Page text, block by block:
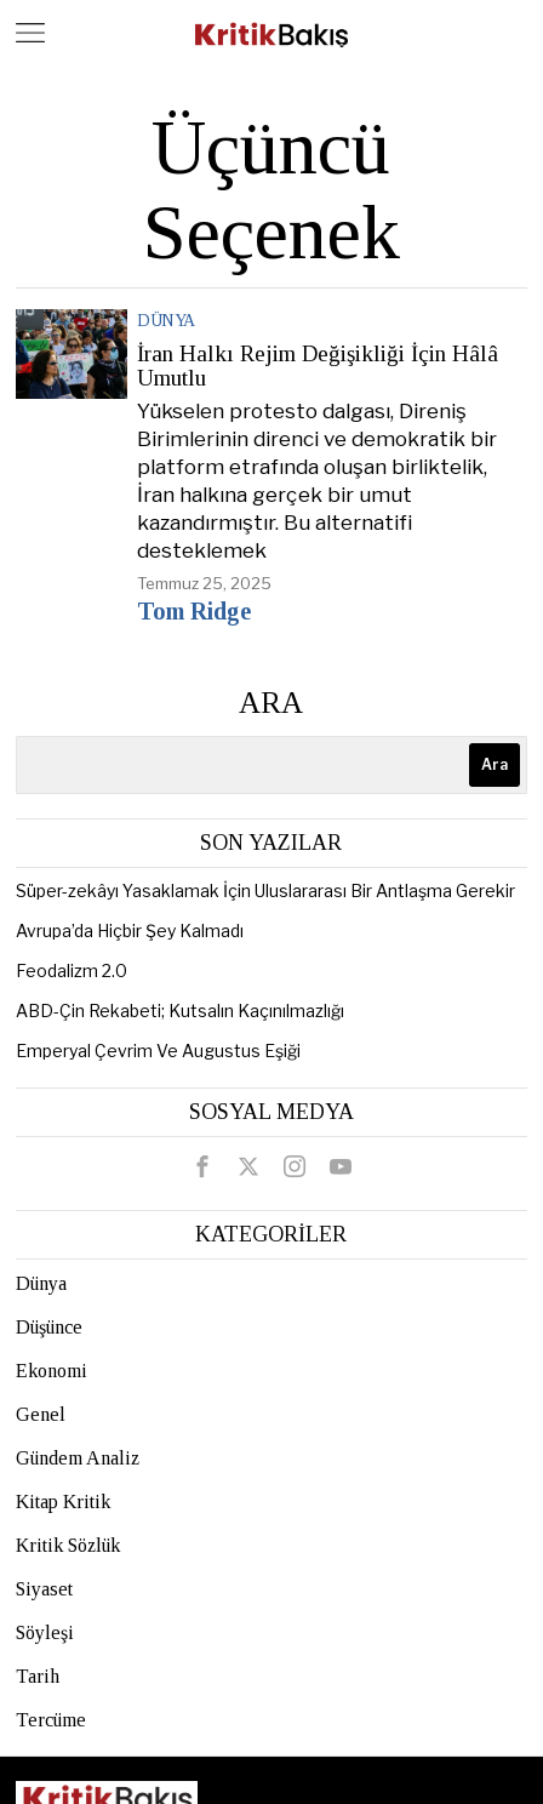
Üçüncü
Seçenek
DÜNYA
İran Halkı Rejim Değişikliği İçin Hâlâ
Umutlu
Yükselen protesto dalgası, Direniş
Birimlerinin direnci ve demokratik bir
platform etrafında oluşan birliktelik,
İran halkına gerçek bir umut
kazandırmıştır. Bu alternatifi
desteklemek
Temmuz 25, 2025
Tom Ridge
ARA
Ara
SON YAZILAR
Süper-zekâyı Yasaklamak İçin Uluslararası Bir Antlaşma Gerekir
Avrupa’da Hiçbir Şey Kalmadı
Feodalizm 2.0
ABD-Çin Rekabeti; Kutsalın Kaçınılmazlığı
Emperyal Çevrim Ve Augustus Eşiği
SOSYAL MEDYA
KATEGORİLER
Dünya
Düşünce
Ekonomi
Genel
Gündem Analiz
Kitap Kritik
Kritik Sözlük
Siyaset
Söyleşi
Tarih
Tercüme